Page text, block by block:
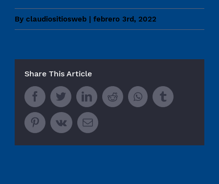
By claudiositiosweb | febrero 3rd, 2022
Share This Article